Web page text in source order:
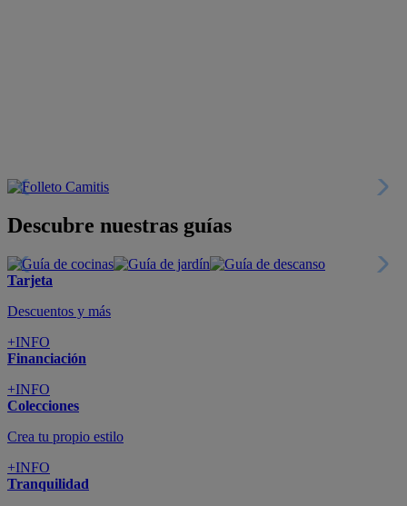
Descubre nuestras guías
Tarjeta
Descuentos y más
+INFO
Financiación
+INFO
Colecciones
Crea tu propio estilo
+INFO
Tranquilidad